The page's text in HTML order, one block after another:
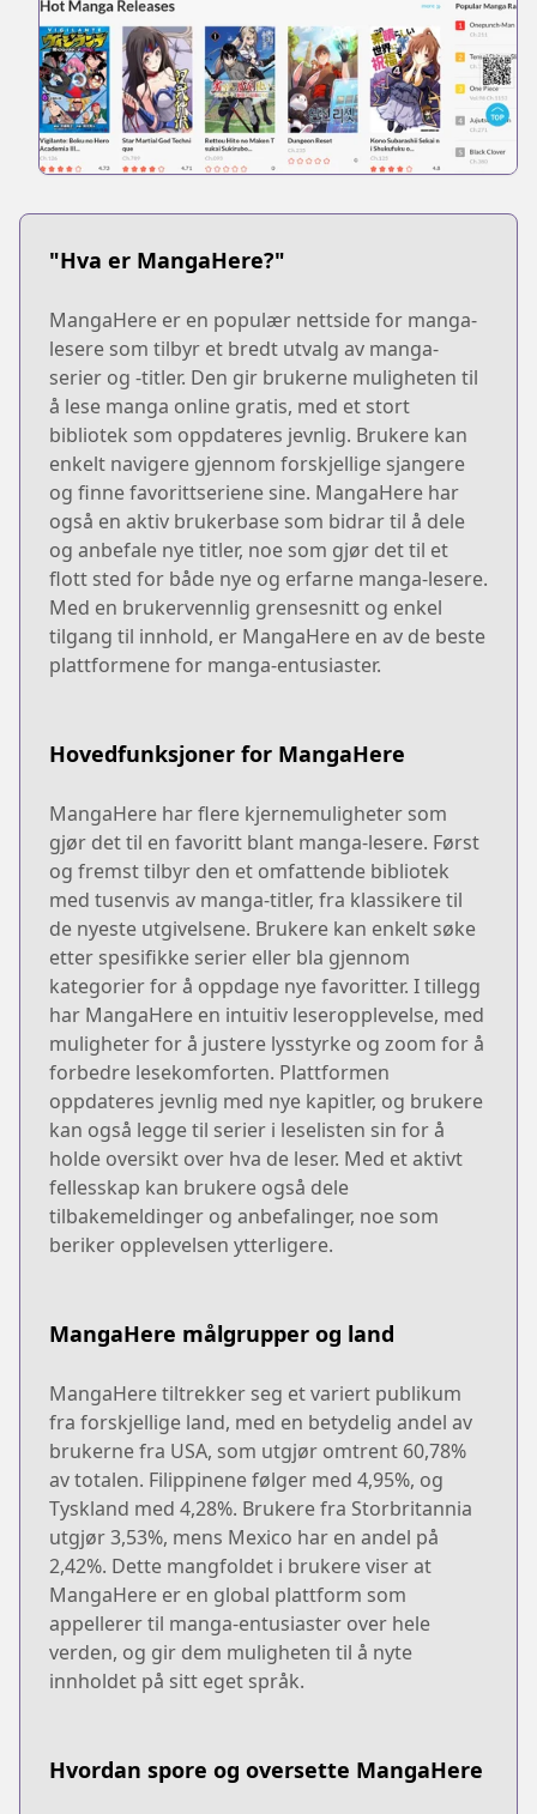
"Hva er MangaHere?"
MangaHere er en populær nettside for manga-
lesere som tilbyr et bredt utvalg av manga-
serier og -titler. Den gir brukerne muligheten til
å lese manga online gratis, med et stort
bibliotek som oppdateres jevnlig. Brukere kan
enkelt navigere gjennom forskjellige sjangere
og finne favorittseriene sine. MangaHere har
også en aktiv brukerbase som bidrar til å dele
og anbefale nye titler, noe som gjør det til et
flott sted for både nye og erfarne manga-lesere.
Med en brukervennlig grensesnitt og enkel
tilgang til innhold, er MangaHere en av de beste
plattformene for manga-entusiaster.
Hovedfunksjoner for MangaHere
MangaHere har flere kjernemuligheter som
gjør det til en favoritt blant manga-lesere. Først
og fremst tilbyr den et omfattende bibliotek
med tusenvis av manga-titler, fra klassikere til
de nyeste utgivelsene. Brukere kan enkelt søke
etter spesifikke serier eller bla gjennom
kategorier for å oppdage nye favoritter. I tillegg
har MangaHere en intuitiv leseropplevelse, med
muligheter for å justere lysstyrke og zoom for å
forbedre lesekomforten. Plattformen
oppdateres jevnlig med nye kapitler, og brukere
kan også legge til serier i leselisten sin for å
holde oversikt over hva de leser. Med et aktivt
fellesskap kan brukere også dele
tilbakemeldinger og anbefalinger, noe som
beriker opplevelsen ytterligere.
MangaHere målgrupper og land
MangaHere tiltrekker seg et variert publikum
fra forskjellige land, med en betydelig andel av
brukerne fra USA, som utgjør omtrent 60,78%
av totalen. Filippinene følger med 4,95%, og
Tyskland med 4,28%. Brukere fra Storbritannia
utgjør 3,53%, mens Mexico har en andel på
2,42%. Dette mangfoldet i brukere viser at
MangaHere er en global plattform som
appellerer til manga-entusiaster over hele
verden, og gir dem muligheten til å nyte
innholdet på sitt eget språk.
Hvordan spore og oversette MangaHere